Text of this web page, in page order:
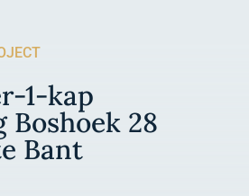
1-kap
Boshoek 28
Bant